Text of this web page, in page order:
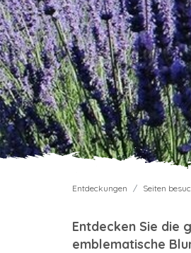
Entdeckungen Seiten
Entdecken Sie die
emblematische